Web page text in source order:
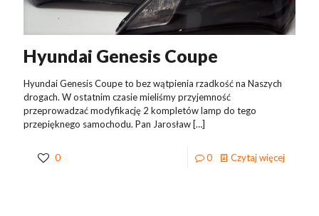
Hyundai Genesis Coupe
Hyundai Genesis Coupe to bez wątpienia rzadkość na Naszych
drogach. W ostatnim czasie mieliśmy przyjemność
przeprowadzać modyfikację 2 kompletów lamp do tego
przepięknego samochodu. Pan Jarosław […]
0 0 Czytaj więcej